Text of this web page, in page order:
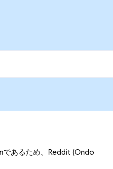
であるため、Reddit (Ondo